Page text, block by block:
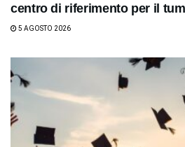
centro di riferimento per il
5 AGOSTO 2026